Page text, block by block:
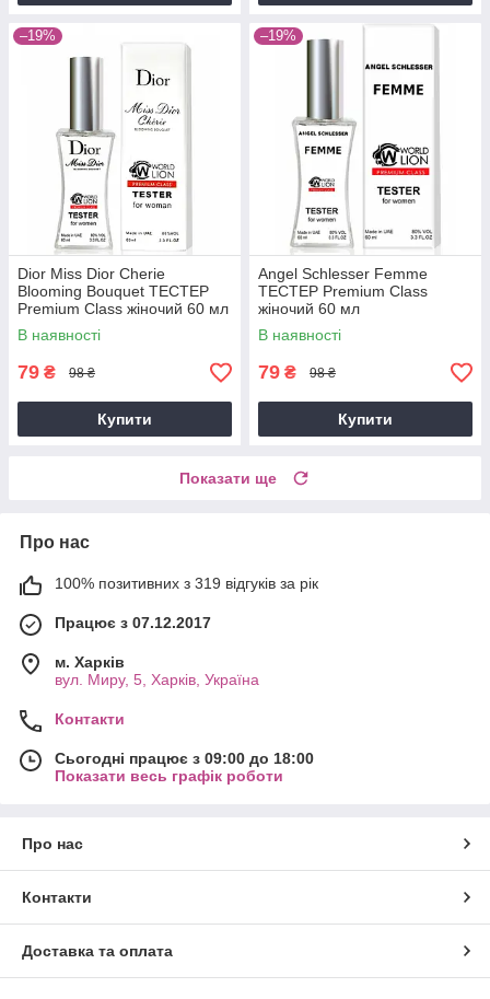
–19%
Dior Miss Dior Cherie
Blooming Bouquet ТЕСТЕР
Premium Class жіночий 60 мл
В наявності
79 ₴ 98 ₴
Купити
–19%
Angel Schlesser Femme
ТЕСТЕР Premium Class
жіночий 60 мл
В наявності
79 ₴ 98 ₴
Купити
Показати ще
Про нас
100% позитивних з 319 відгуків за рік
Працює з 07.12.2017
м. Харків
вул. Миру, 5, Харків, Україна
Контакти
Сьогодні працює з 09:00 до 18:00
Показати весь графік роботи
Про нас
Контакти
Доставка та оплата